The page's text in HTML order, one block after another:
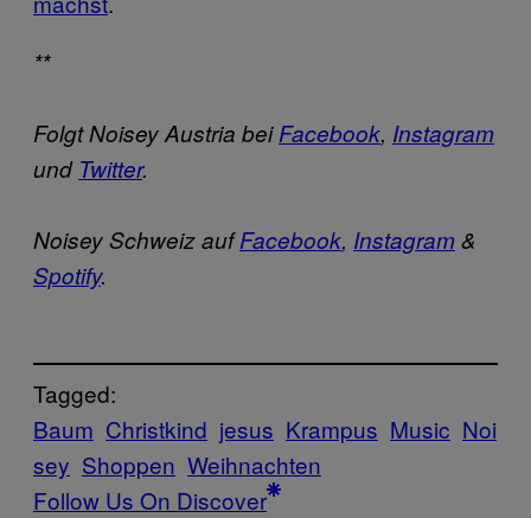
**
Folgt Noisey Austria beiFacebook, Instagram
und Twitter.
Noisey Schweiz aufFacebook, Instagram&
Spotify.
Tagged:
Baum Christkind jesus Krampus Music Noi
sey Shoppen Weihnachten
Follow Us On Discover